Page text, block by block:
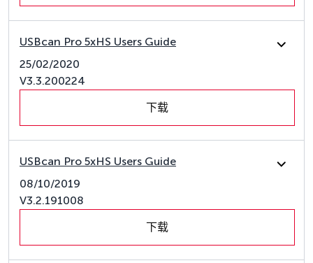
USBcan Pro 5xHS Users Guide
25/02/2020
V3.3.200224
下载
USBcan Pro 5xHS Users Guide
08/10/2019
V3.2.191008
下载